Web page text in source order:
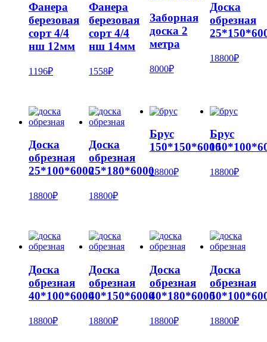
Фанера
березовая
сорт 4/4
нш 12мм
1196₽
Фанера
березовая
сорт 4/4
нш 14мм
1558₽
Заборная
доска 2
метра
8000₽
Доска
обрезная
18800₽
Доска
обрезная
25*100*6000
18800₽
Доска
обрезная
25*180*6000
18800₽
Брус
150*150*6000
18800₽
Брус
18800₽
Доска
обрезная
40*100*6000
18800₽
Доска
обрезная
40*150*6000
18800₽
Доска
обрезная
40*180*6000
18800₽
Доска
обрезная
18800₽